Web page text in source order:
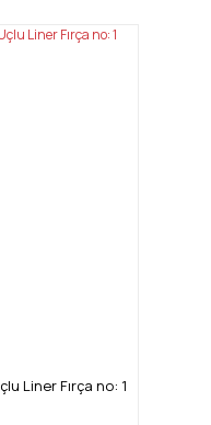
Liner Fırça no: 1